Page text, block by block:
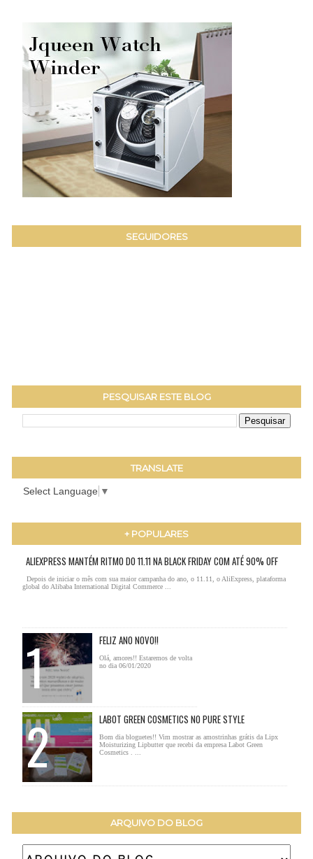
SEGUIDORES
PESQUISAR ESTE BLOG
TRANSLATE
Select Language ▼
+ POPULARES
ALIEXPRESS MANTÉM RITMO DO 11.11 NA BLACK FRIDAY COM ATÉ 90% OFF
Depois de iniciar o mês com sua maior campanha do ano, o 11.11, o AliExpress, plataforma
global do Alibaba International Digital Commerce ...
FELIZ ANO NOVO!!
Olá, amores!! Estaremos de volta
no dia 06/01/2020
LABOT GREEN COSMETICS NO PURE STYLE
Bom dia bloguetes!! Vim mostrar as amostrinhas grátis da Lipx
Moisturizing Lipbutter que recebi da empresa Labot Green
Cosmetics . ...
ARQUIVO DO BLOG